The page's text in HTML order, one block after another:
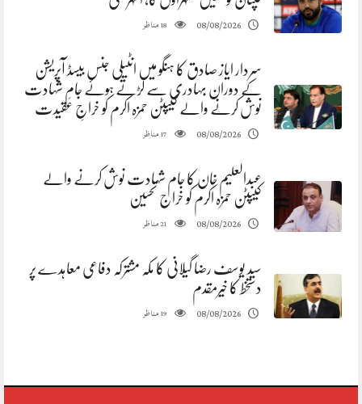
08/08/2026
18مناظر
سردار ایاز صادق کا ہنگو میں انٹیلی جنس بیسڈ آپریشن
کے دوران بہادری سے لڑتے ہوئے جامِ شہادت
نوش کرنے والے کیپٹن حمزہ اکرم کو خراجِ عقیدت
08/08/2026
17مناظر
عبدالعلیم خان کا جام شہادت نوش کرنے والے
کیپٹن حمزہ اکرم کو خراج تحسین
08/08/2026
21مناظر
سید یوسف رضا گیلانی کا مکہ مشترکہ دفاعی معاہدے پر
دستخط کا خیرمقدم
08/08/2026
19مناظر